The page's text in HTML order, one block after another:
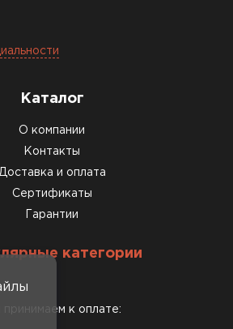
Каталог
О компании
Контакты
Доставка и оплата
Сертификаты
Гарантии
категории
принимаем к оплате: